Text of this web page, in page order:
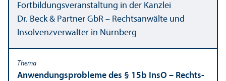
Fortbildungs­veranstaltung in der Kanzlei
Dr. Beck & Partner GbR – Rechts­anwälte und
Insolvenzverwalter in Nürnberg
Anwendungs­probleme des § 15b InsO – Rechts­